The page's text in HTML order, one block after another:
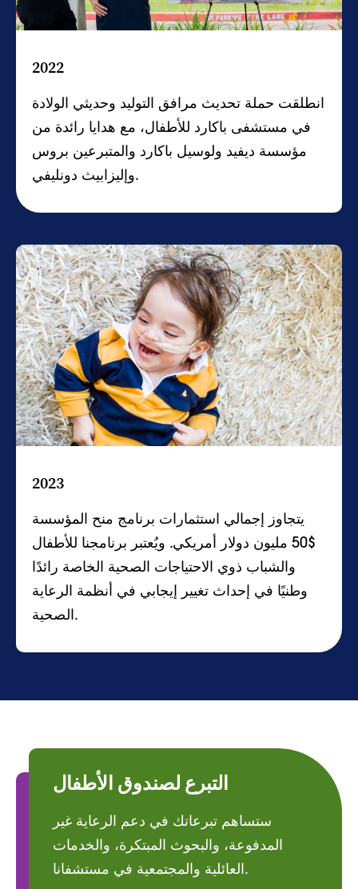
2022
انطلقت حملة تحديث مرافق التوليد وحديثي الولادة
في مستشفى باكارد للأطفال، مع هدايا رائدة من
مؤسسة ديفيد ولوسيل باكارد والمتبرعين بروس
وإليزابيث دونليفي.
2023
يتجاوز إجمالي استثمارات برنامج منح المؤسسة
$50 مليون دولار أمريكي. ويُعتبر برنامجنا للأطفال
والشباب ذوي الاحتياجات الصحية الخاصة رائدًا
وطنيًا في إحداث تغيير إيجابي في أنظمة الرعاية
الصحية.
التبرع لصندوق الأطفال
ستساهم تبرعاتك في دعم الرعاية غير
المدفوعة، والبحوث المبتكرة، والخدمات
العائلية والمجتمعية في مستشفانا.